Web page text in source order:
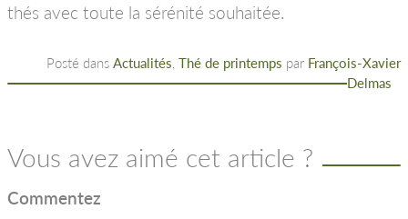
thés avec toute la sérénité souhaitée.
Posté dans Actualités Thé de printemps par François-Xavier
Delmas
Vous avez aimé cet article ?
Commentez